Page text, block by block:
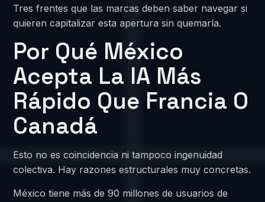
Tres frentes que las marcas deben saber navegar si
quieren capitalizar esta apertura sin quemarla.
Por Qué México
Acepta La IA Más
Rápido Que Francia O
Canadá
Esto no es coincidencia ni tampoco ingenuidad
colectiva. Hay razones estructurales muy concretas.
México tiene más de 90 millones de usuarios de